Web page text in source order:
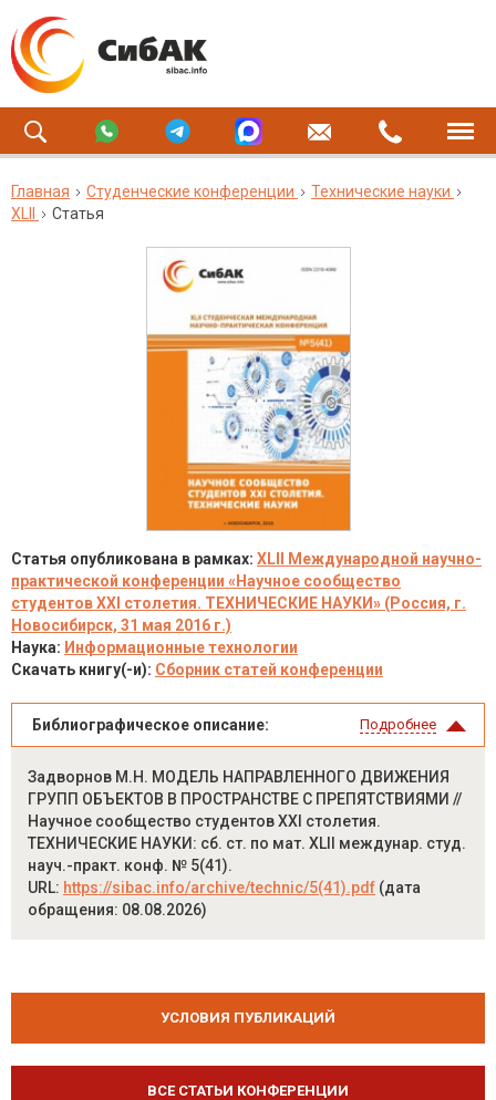
Главная Студенческие конференции
Технические науки
XLII
Статья
Статья опубликована в рамках: XLII Международной научно-
практической конференции «Научное сообщество
студентов XXI столетия. ТЕХНИЧЕСКИЕ НАУКИ» (Россия, г.
Новосибирск, 31 мая 2016 г.)
Наука: Информационные технологии
Скачать книгу(-и): Сборник статей конференции
Библиографическое описание: Подробнее
Задворнов М.Н. МОДЕЛЬ НАПРАВЛЕННОГО ДВИЖЕНИЯ
ГРУПП ОБЪЕКТОВ В ПРОСТРАНСТВЕ С ПРЕПЯТСТВИЯМИ //
Научное сообщество студентов XXI столетия.
ТЕХНИЧЕСКИЕ НАУКИ: сб. ст. по мат. XLII междунар. студ.
науч.-практ. конф. № 5(41).
URL: https://sibac.info/archive/technic/5(41).pdf (дата
обращения: 08.08.2026)
УСЛОВИЯ ПУБЛИКАЦИЙ
ВСЕ СТАТЬИ КОНФЕРЕНЦИИ